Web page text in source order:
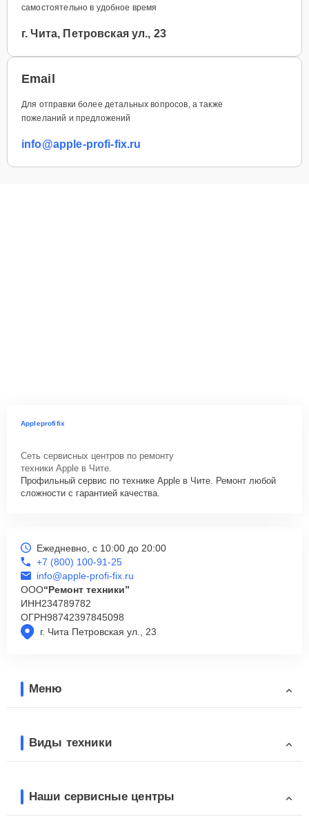
самостоятельно в удобное время
г. Чита, Петровская ул., 23
Email
Для отправки более детальных вопросов, а также
пожеланий и предложений
info@apple-profi-fix.ru
Appleprofifix
Сеть сервисных центров по ремонту
техники Apple в Чите.
Профильный сервис по технике Apple в Чите. Ремонт любой
сложности с гарантией качества.
г. Чита Петровская ул., 23
Ежедневно, с 10:00 до 20:00
+7 (800) 100-91-25
info@apple-profi-fix.ru
ООО“Ремонт техники”
ИНН234789782
ОГРН98742397845098
Меню
Виды техники
Наши сервисные центры